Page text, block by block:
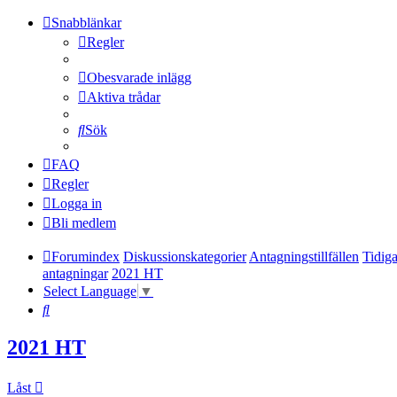
Snabblänkar
Regler
Obesvarade inlägg
Aktiva trådar
Sök
FAQ
Regler
Logga in
Bli medlem
Forumindex DiskussionskategorierAntagningstillfällen
antagningar 2021 HT
Select Language ▼
Sök
2021 HT
Låst